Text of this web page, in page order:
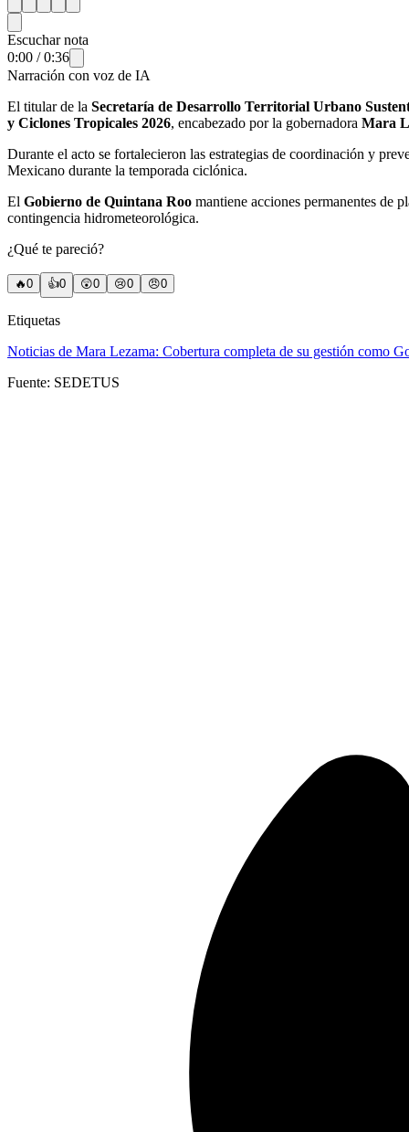
Escuchar nota
0:00 /0:36
Narración con voz de IA
El titular de la Secretaría de Desarrollo Territorial Urbano
y Ciclones Tropicales 2026, encabezado por la gobernadora Mara
Durante el acto se fortalecieron las estrategias de coordinación y
Mexicano durante la temporada ciclónica.
El Gobierno de Quintana Roo mantiene acciones permanentes de
contingencia hidrometeorológica.
¿Qué te pareció?
🔥0 👍0 😲0 😢0 😠0
Etiquetas
Noticias de Mara Lezama: Cobertura completa de su gestión como
Fuente: SEDETUS